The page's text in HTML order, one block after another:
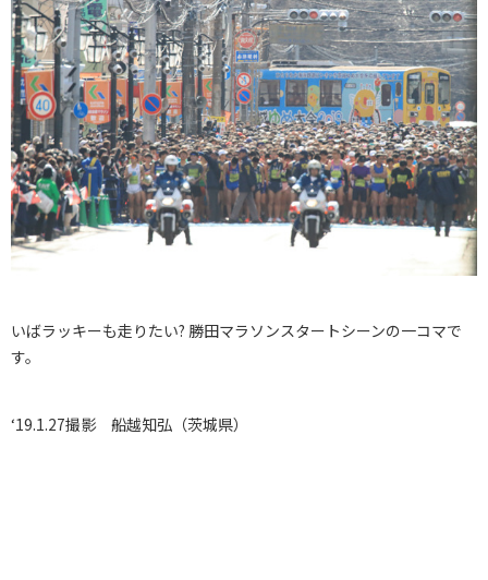
いばラッキーも走りたい? 勝田マラソンスタートシーンの一コマで
す。
‘19.1.27撮影 船越知弘（茨城県）